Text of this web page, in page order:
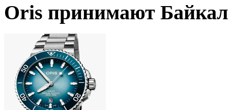
Oris принимают